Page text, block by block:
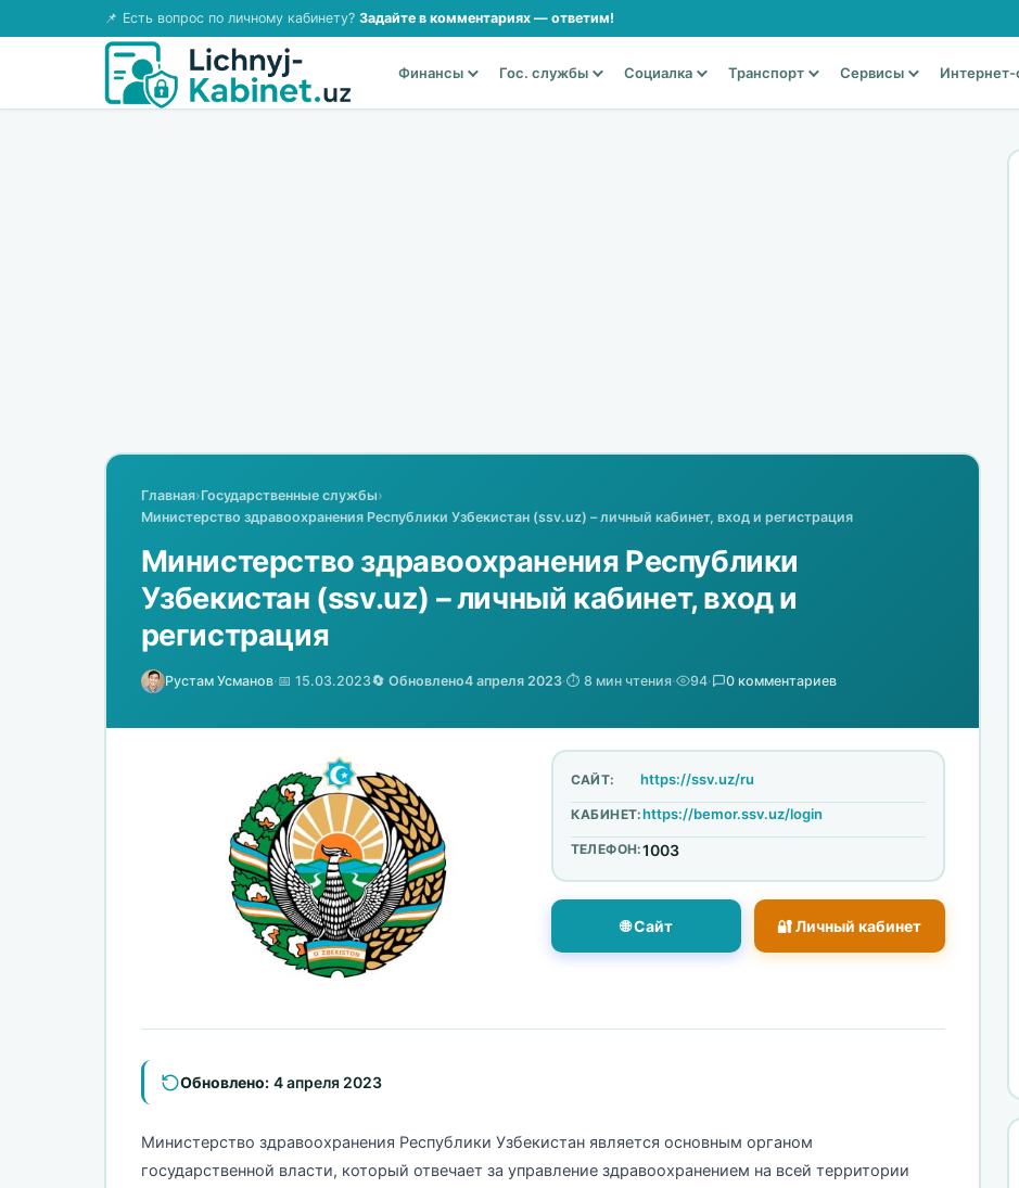
📌 Есть вопрос по личному кабинету? Задайте в комментариях — ответим!
Финансы Гос. службы Социалка Транспорт Сервисы
Главная›Государственные службы›
Министерство здравоохранения Республики Узбекистан (ssv.uz) – личный кабинет, вход и регистрация
Министерство здравоохранения Республики
Узбекистан (ssv.uz) – личный кабинет, вход и
регистрация
Рустам Усманов·📅 15.03.2023🔄 Обновлено4 апреля 2023·⏱️ 8 мин чтения· 94· 0 комментариев
САЙТ: https://ssv.uz/ru
КАБИНЕТ:https://bemor.ssv.uz/login
ТЕЛЕФОН:1003
🌐 Сайт 🔐 Личный кабинет
Обновлено: 4 апреля 2023
Министерство здравоохранения Республики Узбекистан является основным органом
государственной власти, который отвечает за управление здравоохранением на всей территории